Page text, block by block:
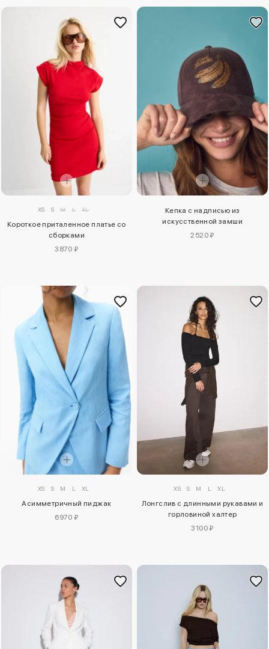
XS S M L XL
Короткое приталенное платье со
сборками
3870 ₽
Кепка с надписью из
искусственной замши
2520 ₽
XS S M L XL
Асимметричный пиджак
6970 ₽
XS S M L XL
Лонгслив с длинными рукавами и
горловиной халтер
3100 ₽